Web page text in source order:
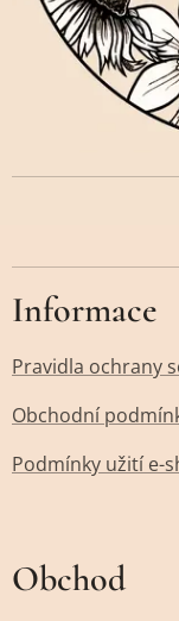
Informace
Pravidla ochrany
Obchodní
Podmínky užití e-
Obchod